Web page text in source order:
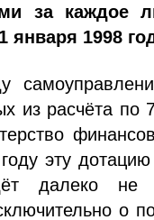
за каждое
января 1998
из расчёта по
эту
далеко не
о